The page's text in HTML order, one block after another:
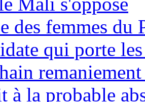
des femmes du
qui porte
à la probable